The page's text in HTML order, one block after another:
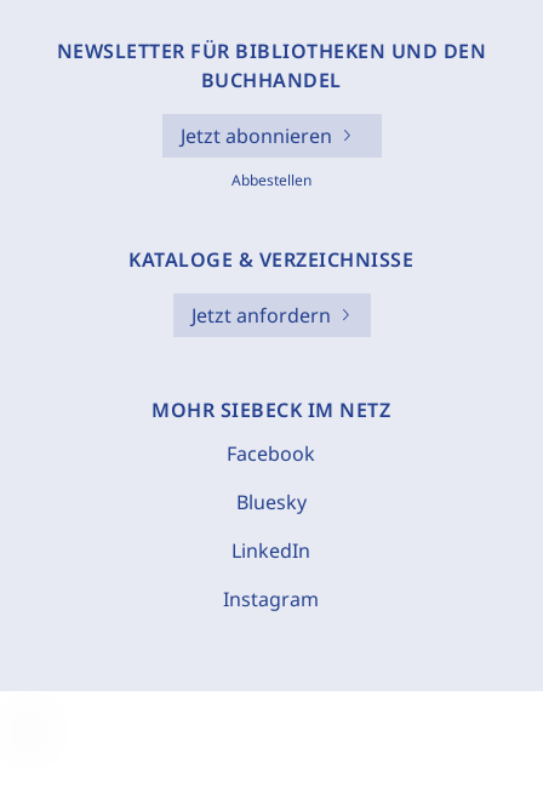
NEWSLETTER FÜR BIBLIOTHEKEN UND DEN
BUCHHANDEL
Jetzt abonnieren
Abbestellen
KATALOGE & VERZEICHNISSE
Jetzt anfordern
MOHR SIEBECK IM NETZ
Facebook
Bluesky
LinkedIn
Instagram